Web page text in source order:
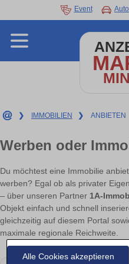
Alle Cookies akzeptieren
Event Auto
❯ IMMOBILIEN ❯ ANBIETEN
Werben oder
Du möchtest eine Immobilie
werben? Egal ob als privater
– über unseren Partner 1A-
Objekt einfach und schnell
gleichzeitig auf diesem Portal
maximale regionale Reichweite.